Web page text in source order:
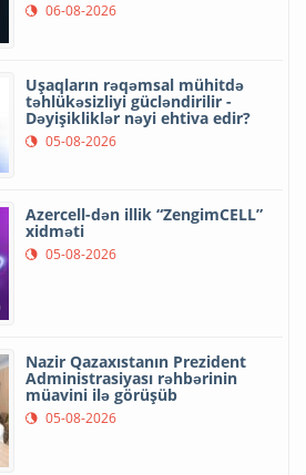
06-08-2026
Uşaqların rəqəmsal mühitdə
təhlükəsizliyi gücləndirilir -
Dəyişikliklər nəyi ehtiva edir?
05-08-2026
Azercell-dən illik “ZengimCELL”
xidməti
05-08-2026
Nazir Qazaxıstanın Prezident
Administrasiyası rəhbərinin
müavini ilə görüşüb
05-08-2026